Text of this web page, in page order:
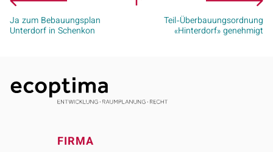
Ja zum Bebauungsplan
Unterdorf in Schenkon
Teil-Überbauungsordnung
«Hinterdorf» genehmigt
FIRMA